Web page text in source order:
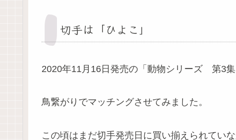
切手は「ひよこ」
2020年11月16日発売の「動物シリーズ 第3
鳥繋がりでマッチングさせてみました。
この頃はまだ切手発売日に買い揃えられてい